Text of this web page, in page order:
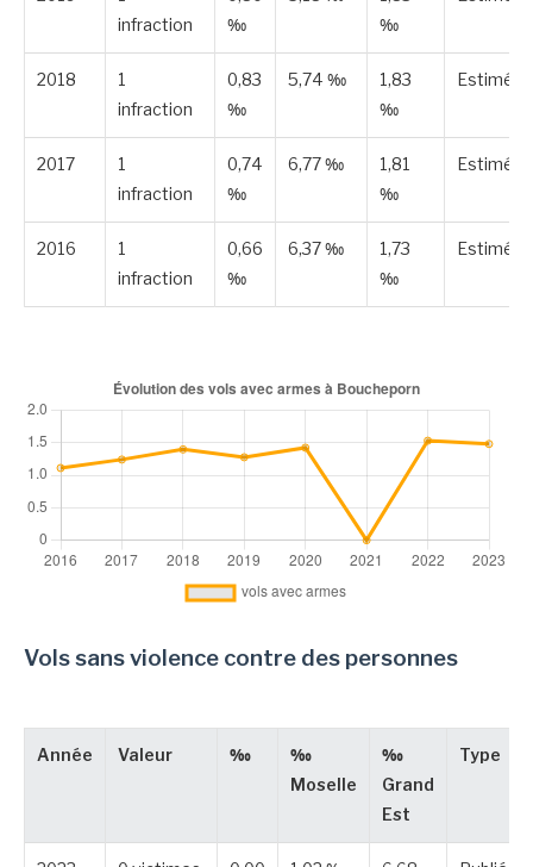
infraction
‰
‰
2018
1
infraction
0,83
‰
5,74 ‰
1,83
‰
Estimée
2017
1
infraction
0,74
‰
6,77 ‰
1,81
‰
Estimée
2016
1
infraction
0,66
‰
6,37 ‰
1,73
‰
Estimée
Vols sans violence contre des personnes
Année Valeur ‰
‰
Moselle
‰
Grand
Est
Type